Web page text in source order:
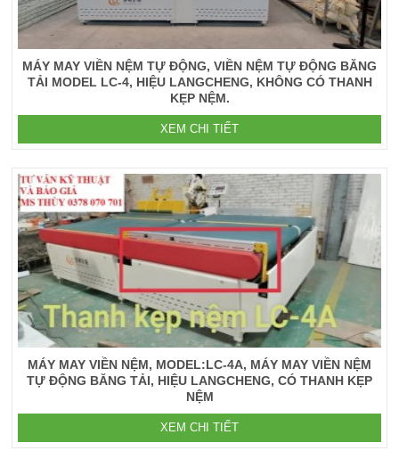
MÁY MAY VIỀN NỆM TỰ ĐỘNG, VIỀN NỆM TỰ ĐỘNG BĂNG
TẢI MODEL LC-4, HIỆU LANGCHENG, KHÔNG CÓ THANH
KẸP NỆM.
XEM CHI TIẾT
MÁY MAY VIỀN NỆM, MODEL:LC-4A, MÁY MAY VIỀN NỆM
TỰ ĐỘNG BĂNG TẢI, HIỆU LANGCHENG, CÓ THANH KẸP
NỆM
XEM CHI TIẾT